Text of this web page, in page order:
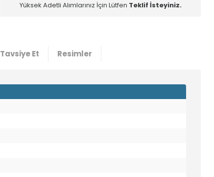
Yüksek Adetli Alımlarınız İçin Lütfen Teklif İsteyiniz.
Tavsiye Et Resimler